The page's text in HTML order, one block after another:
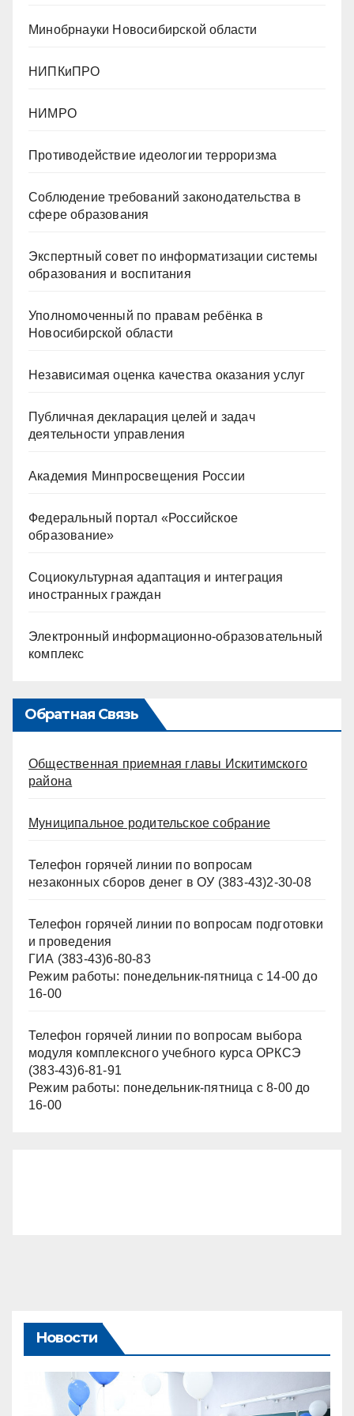
Минобрнауки Новосибирской области
НИПКиПРО
НИМРО
Противодействие идеологии терроризма
Cоблюдение требований законодательства в
сфере образования
Экспертный совет по информатизации системы
образования и воспитания
Уполномоченный по правам ребёнка в
Новосибирской области
Независимая оценка качества оказания услуг
Публичная декларация целей и задач
деятельности управления
Академия Минпросвещения России
Федеральный портал «Российское
образование»
Социокультурная адаптация и интеграция
иностранных граждан
Электронный информационно-образовательный
комплекс
Обратная Связь
Общественная приемная главы Искитимского
района
Муниципальное родительское собрание
Телефон горячей линии по вопросам
незаконных сборов денег в ОУ (383-43)2-30-08
Телефон горячей линии по вопросам подготовки
и проведения
ГИА (383-43)6-80-83
Режим работы: понедельник-пятница с 14-00 до
16-00
Телефон горячей линии по вопросам выбора
модуля комплексного учебного курса ОРКСЭ
(383-43)6-81-91
Режим работы: понедельник-пятница с 8-00 до
16-00
Новости